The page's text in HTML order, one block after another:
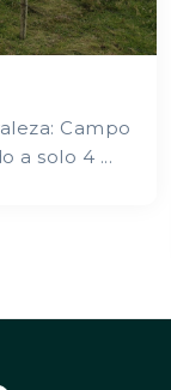
Campo
a solo 4 ...